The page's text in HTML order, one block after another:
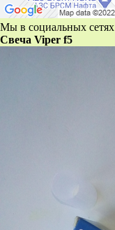
Мы в социальных сетях
Свеча Viper f5